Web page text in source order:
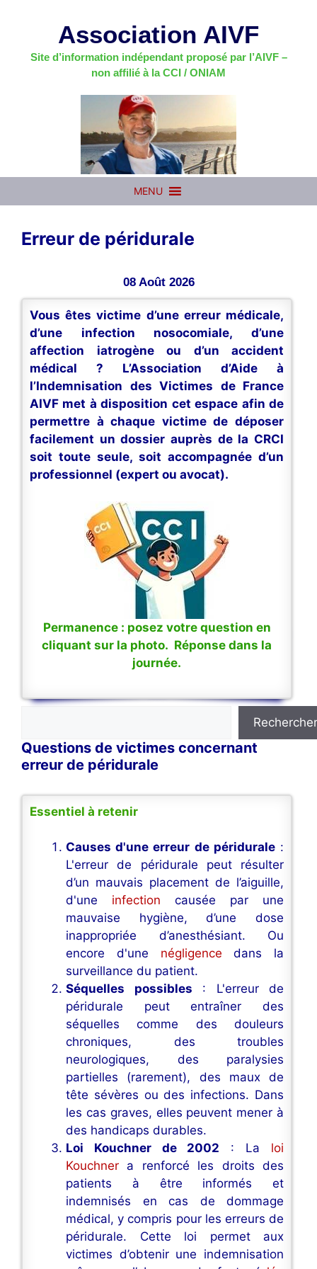
Association AIVF
Site d’information indépendant proposé par l’AIVF –
non affilié à la CCI / ONIAM
MENU
Erreur de péridurale
08 Août 2026
Vous êtes victime d’une erreur médicale,
d’une infection nosocomiale, d’une
affection iatrogène ou d’un accident
médical ? L’Association d’Aide à
l’Indemnisation des Victimes de France
AIVF met à disposition cet espace afin de
permettre à chaque victime de déposer
facilement un dossier auprès de la CRCI
soit toute seule, soit accompagnée d’un
professionnel (expert ou avocat).
Permanence : posez votre question en
cliquant sur la photo. Réponse dans la
journée.
Rechercher
Questions de victimes concernant
erreur de péridurale
Essentiel à retenir
Causes d'une erreur de péridurale:
L'erreur de péridurale peut résulter
d’un mauvais placement de l’aiguille,
d'une infection causée par une
mauvaise hygiène, d’une dose
inappropriée d’anesthésiant. Ou
encore d'une négligencedans la
surveillance du patient.
Séquelles possibles : L'erreur de
péridurale peut entraîner des
séquelles comme des douleurs
chroniques, des troubles
neurologiques, des paralysies
partielles (rarement), des maux de
tête sévères ou des infections. Dans
les cas graves, elles peuvent mener à
des handicaps durables.
Loi Kouchner de 2002 : La loi
Kouchner a renforcé les droits des
patients à être informés et
indemnisés en cas de dommage
médical, y compris pour les erreurs de
péridurale. Cette loi permet aux
victimes d’obtenir une indemnisation